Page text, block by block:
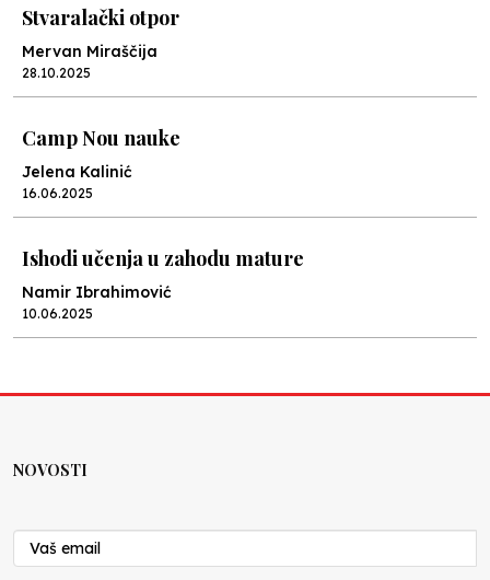
Stvaralački otpor
Mervan Miraščija
28.10.2025
Camp Nou nauke
Jelena Kalinić
16.06.2025
Ishodi učenja u zahodu mature
Namir Ibrahimović
10.06.2025
Nenad Veličković
29.10.2024
NOVOSTI